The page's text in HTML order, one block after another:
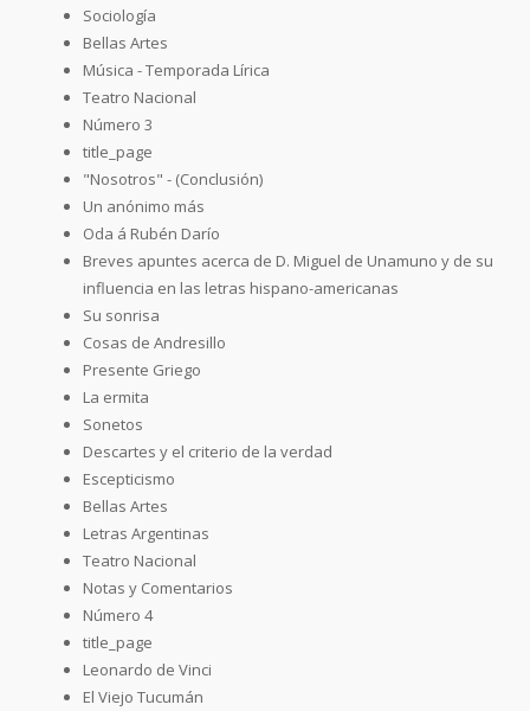
Sociología
Bellas Artes
Música - Temporada Lírica
Teatro Nacional
Número 3
title_page
"Nosotros" - (Conclusión)
Un anónimo más
Oda á Rubén Darío
Breves apuntes acerca de D. Miguel de Unamuno y de su
influencia en las letras hispano-americanas
Su sonrisa
Cosas de Andresillo
Presente Griego
La ermita
Sonetos
Descartes y el criterio de la verdad
Escepticismo
Bellas Artes
Letras Argentinas
Teatro Nacional
Notas y Comentarios
Número 4
title_page
Leonardo de Vinci
El Viejo Tucumán